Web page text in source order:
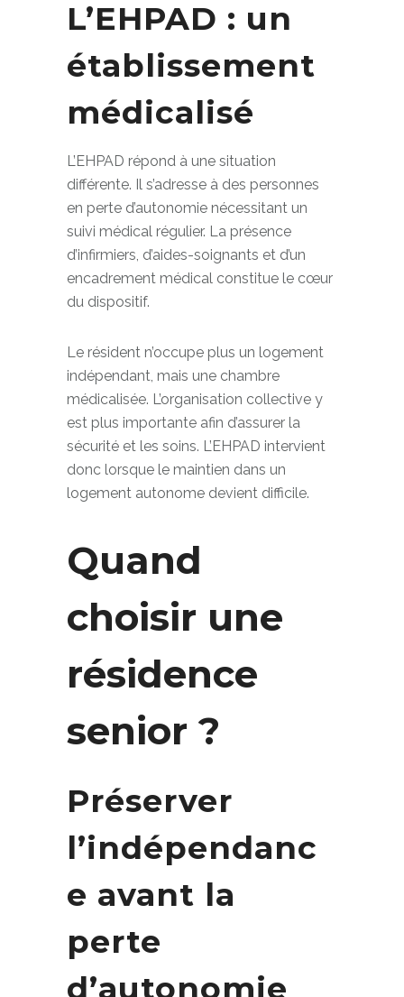
L’EHPAD : un
établissement
médicalisé
L’EHPAD répond à une situation
différente. Il s’adresse à des personnes
en perte d’autonomie nécessitant un
suivi médical régulier. La présence
d’infirmiers, d’aides-soignants et d’un
encadrement médical constitue le cœur
Le résident n’occupe plus un logement
indépendant, mais une chambre
médicalisée. L’organisation collective y
est plus importante afin d’assurer la
sécurité et les soins. L’EHPAD intervient
donc lorsque le maintien dans un
Quand
choisir une
résidence
senior ?
Préserver
l’indépendanc
e avant la
perte